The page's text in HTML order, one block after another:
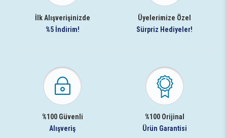
İlk Alışverişinizde
%5 İndirim!
Üyelerimize Özel
Sürpriz Hediyeler!
%100 Güvenli
Alışveriş
%100 Orijinal
Ürün Garantisi